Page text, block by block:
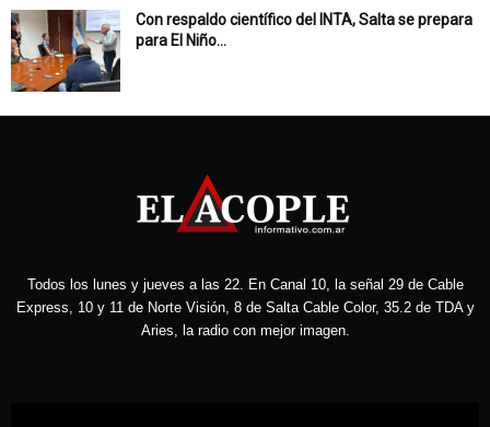
Con respaldo científico del INTA, Salta se prepara
para El Niño...
Todos los lunes y jueves a las 22. En Canal 10, la señal 29 de Cable
Express, 10 y 11 de Norte Visión, 8 de Salta Cable Color, 35.2 de TDA y
Aries, la radio con mejor imagen.